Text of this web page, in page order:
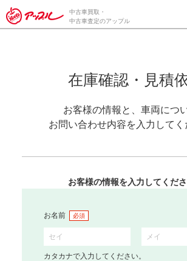
中古車買取・
中古車査定のアップル
在庫確認・見積
お客様の情報と、車両につ
お問い合わせ内容を入力してく
お客様の情報を入力してくださ
お名前 必須
カタカナで入力してください。